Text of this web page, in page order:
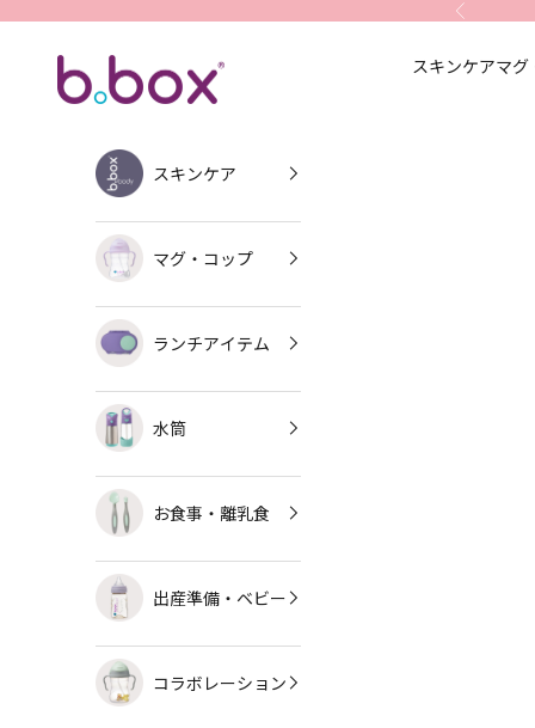
前へ
b.box Japan スキンケアマグ
スキンケア
マグ・コップ
ランチアイテム
水筒
お食事・離乳食
出産準備・ベビー
コラボレーション